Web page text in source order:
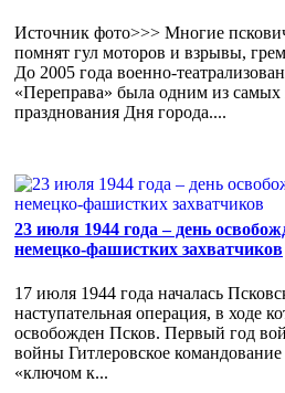
Источник фото>>> Многие
помнят гул моторов и взрывы,
До 2005 года военно-
«Переправа» была одним из
празднования Дня города....
23 июля 1944 года – день
немецко-фашистких захватчиков
17 июля 1944 года началась
наступательная операция, в ходе
освобожден Псков. Первый год
войны Гитлеровское
«ключом к...